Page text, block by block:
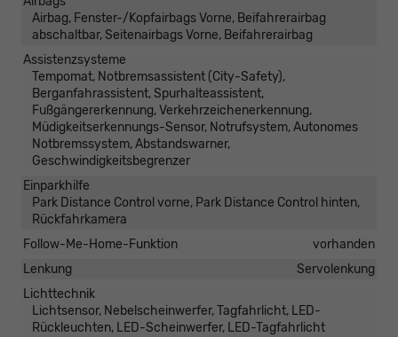
Airbag, Fenster-/Kopfairbags Vorne, Beifahrerairbag
abschaltbar, Seitenairbags Vorne, Beifahrerairbag
Assistenzsysteme
Tempomat, Notbremsassistent (City-Safety),
Berganfahrassistent, Spurhalteassistent,
Fußgängererkennung, Verkehrzeichenerkennung,
Müdigkeitserkennungs-Sensor, Notrufsystem, Autonomes
Notbremssystem, Abstandswarner,
Geschwindigkeitsbegrenzer
Einparkhilfe
Park Distance Control vorne, Park Distance Control hinten,
Rückfahrkamera
Follow-Me-Home-Funktion
vorhanden
Lenkung
Servolenkung
Lichttechnik
Lichtsensor, Nebelscheinwerfer, Tagfahrlicht, LED-
Rückleuchten, LED-Scheinwerfer, LED-Tagfahrlicht